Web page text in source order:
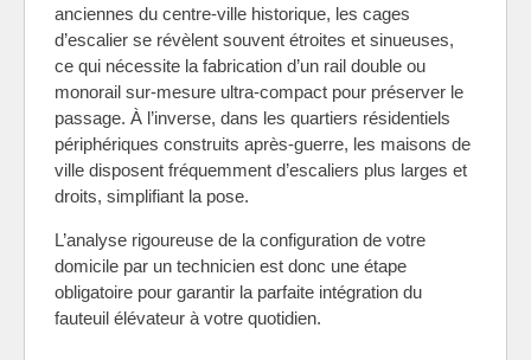
anciennes du centre-ville historique, les cages
d’escalier se révèlent souvent étroites et sinueuses,
ce qui nécessite la fabrication d’un rail double ou
monorail sur-mesure ultra-compact pour préserver le
passage. À l’inverse, dans les quartiers résidentiels
périphériques construits après-guerre, les maisons de
ville disposent fréquemment d’escaliers plus larges et
droits, simplifiant la pose.
L’analyse rigoureuse de la configuration de votre
domicile par un technicien est donc une étape
obligatoire pour garantir la parfaite intégration du
fauteuil élévateur à votre quotidien.